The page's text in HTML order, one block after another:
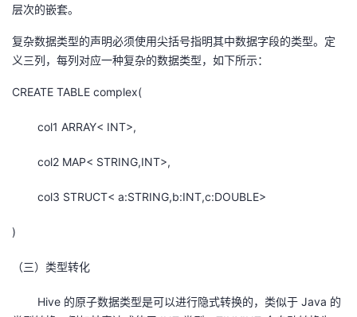
层次的嵌套。
复杂数据类型的声明必须使用尖括号指明其中数据字段的类型。定
义三列，每列对应一种复杂的数据类型，如下所示：
CREATE TABLE complex(
col1 ARRAY< INT>,
col2 MAP< STRING,INT>,
col3 STRUCT< a:STRING,b:INT,c:DOUBLE>
)
（三）类型转化
Hive 的原子数据类型是可以进行隐式转换的，类似于 Java 的